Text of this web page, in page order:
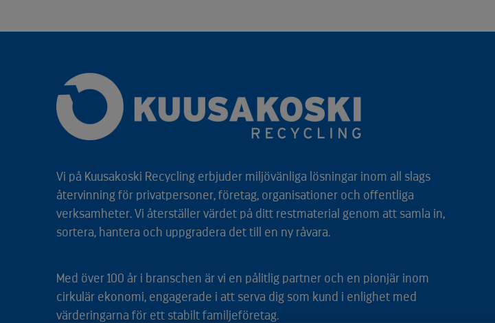
Vi på Kuusakoski Recycling erbjuder miljövänliga lösningar inom all slags
återvinning för privatpersoner, företag, organisationer och offentliga
verksamheter. Vi återställer värdet på ditt restmaterial genom att samla in,
sortera, hantera och uppgradera det till en ny råvara.
Med över 100 år i branschen är vi en pålitlig partner och en pionjär inom
cirkulär ekonomi, engagerade i att serva dig som kund i enlighet med
värderingarna för ett stabilt familjeföretag.